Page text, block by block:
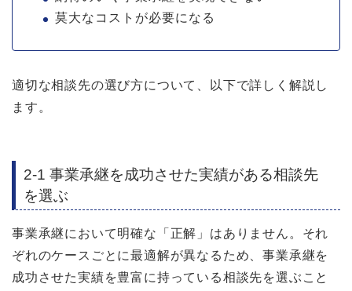
莫大なコストが必要になる
適切な相談先の選び方について、以下で詳しく解説し
ます。
2-1 事業承継を成功させた実績がある相談先
を選ぶ
事業承継において明確な「正解」はありません。それ
ぞれのケースごとに最適解が異なるため、事業承継を
成功させた実績を豊富に持っている相談先を選ぶこと